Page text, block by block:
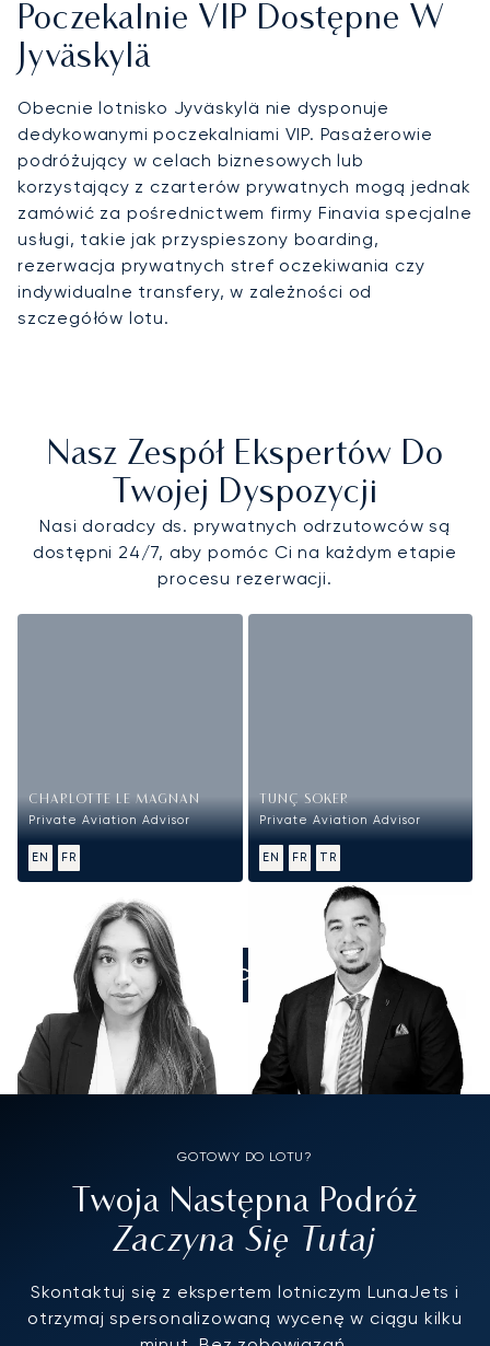
Poczekalnie VIP Dostępne W
Jyväskylä
Obecnie lotnisko Jyväskylä nie dysponuje
dedykowanymi poczekalniami VIP. Pasażerowie
podróżujący w celach biznesowych lub
korzystający z czarterów prywatnych mogą jednak
zamówić za pośrednictwem firmy Finavia specjalne
usługi, takie jak przyspieszony boarding,
rezerwacja prywatnych stref oczekiwania czy
indywidualne transfery, w zależności od
szczegółów lotu.
Nasz Zespół Ekspertów Do
Twojej Dyspozycji
Nasi doradcy ds. prywatnych odrzutowców są
dostępni 24/7, aby pomóc Ci na każdym etapie
procesu rezerwacji.
CHARLOTTE LE MAGNAN
Private Aviation Advisor
EN FR
TUNÇ SOKER
Private Aviation Advisor
EN FR TR
ZADZWOŃCIE DO NAS
GOTOWY DO LOTU?
Twoja Następna Podróż
Zaczyna Się Tutaj
Skontaktuj się z ekspertem lotniczym LunaJets i
otrzymaj spersonalizowaną wycenę w ciągu kilku